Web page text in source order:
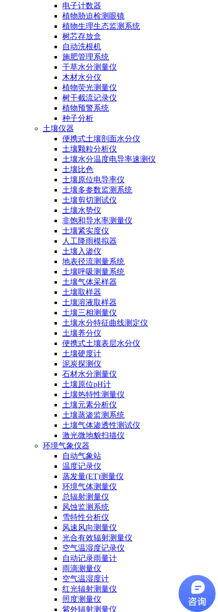
电子计数器
植物胁迫检测眼镜
植物生理生态监测系统
树芯存放盒
自动洗根机
施肥管理系统
干草水分测量仪
木材水分仪
植物荧光测量仪
树干截流记录仪
植物预警系统
种子分析
土壤仪器
便携式土壤剖面水分仪
土壤颗粒分析仪
土壤水分温度电导率速测仪
土壤比色
土壤原位电导率仪
土壤多参数监测系统
土壤剪切测试仪
土壤水势仪
非饱和导水率测量仪
土壤紧实度仪
人工降雨模拟器
土壤入渗仪
地表径流测量系统
土壤呼吸测量系统
土壤气体采样器
土壤取样器
土壤溶液取样器
土壤三相测量仪
土壤水分特征曲线测定仪
土壤养分仪
便携式土壤表层水分仪
土壤硬度计
泥炭探测仪
石材水分测量仪
土壤原位pH计
土壤热特性测量仪
土壤元素分析仪
土壤蒸渗监测系统
土壤气体渗透性测试仪
激光微地貌扫描仪
环境气象仪器
自动气象站
温度记录仪
蒸发量(ET)测量仪
环境气体测量仪
总辐射测量仪
风蚀监测系统
雪特性分析仪
风速风向测量仪
光合有效辐射测量仪
空气温湿度记录仪
自动记录雨量计
雨滴测量仪
空气温湿度计
红光辐射测量仪
照度测量仪
紫外辐射测量仪